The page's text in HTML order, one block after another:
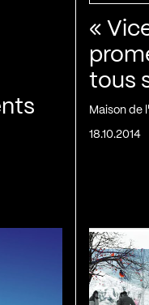
«
tous
Maison de
18.10.2014